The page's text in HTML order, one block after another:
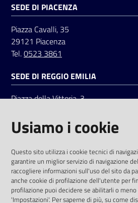
Seguici
su
SEDE DI PIACENZA
Piazza Cavalli, 35
29121 Piacenza
Tel.0523 3861
SEDE DI REGGIO EMILIA
Piazza della Vittoria, 3
Tel.0522 7961
LinkedinFacebookInstagram
Usiamo i cookie
Questo sito utilizza i cookie tecnici di
garantire un miglior servizio di navigazione
raccogliere informazioni sull'uso del sito da
anche cookie di profilazione dell'utente per
profilazione puoi decidere se abilitarli o
'Impostazioni'. Per saperne di più, su come